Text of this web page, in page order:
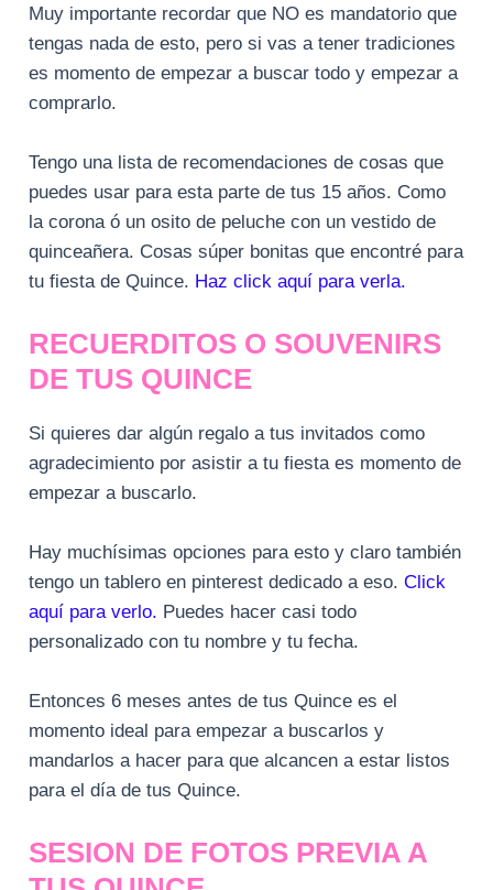
Muy importante recordar que NO es mandatorio que
tengas nada de esto, pero si vas a tener tradiciones
es momento de empezar a buscar todo y empezar a
comprarlo.
Tengo una lista de recomendaciones de cosas que
puedes usar para esta parte de tus 15 años. Como
la corona ó un osito de peluche con un vestido de
quinceañera. Cosas súper bonitas que encontré para
tu fiesta de Quince. Haz click aquí para verla.
RECUERDITOS O SOUVENIRS
DE TUS QUINCE
Si quieres dar algún regalo a tus invitados como
agradecimiento por asistir a tu fiesta es momento de
empezar a buscarlo.
Hay muchísimas opciones para esto y claro también
tengo un tablero en pinterest dedicado a eso.Click
aquí para verlo. Puedes hacer casi todo
personalizado con tu nombre y tu fecha.
Entonces 6 meses antes de tus Quince es el
momento ideal para empezar a buscarlos y
mandarlos a hacer para que alcancen a estar listos
para el día de tus Quince.
SESION DE FOTOS PREVIA A